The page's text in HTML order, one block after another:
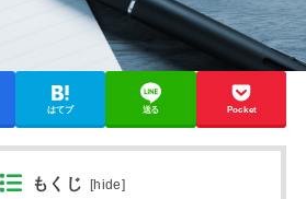
はてブ 送る Pocket
もくじ [hide]